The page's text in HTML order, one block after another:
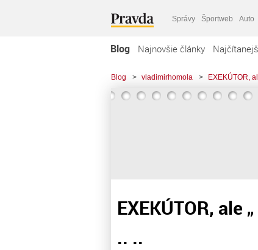
Správy Športweb Auto
Blog Najnovšie články
Blog > vladimirhomola > EXEKÚTOR,
EXEKÚTOR, ale
.. ..